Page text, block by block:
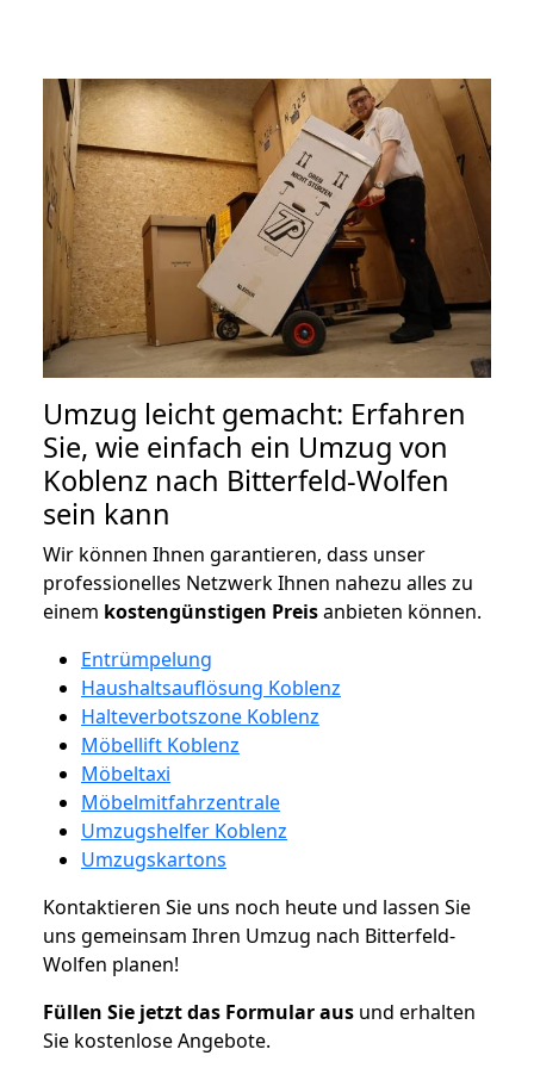
Umzug leicht gemacht: Erfahren
Sie, wie einfach ein Umzug von
Koblenz nach Bitterfeld-Wolfen
sein kann
Wir können Ihnen garantieren, dass unser
professionelles Netzwerk Ihnen nahezu alles zu
einem kostengünstigen Preisanbieten können.
Entrümpelung
Haushaltsauflösung Koblenz
Halteverbotszone Koblenz
Möbellift Koblenz
Möbeltaxi
Möbelmitfahrzentrale
Umzugshelfer Koblenz
Umzugskartons
Kontaktieren Sie uns noch heute und lassen Sie
uns gemeinsam Ihren Umzug nach Bitterfeld-
Wolfen planen!
Füllen Sie jetzt das Formular aus und erhalten
Sie kostenlose Angebote.